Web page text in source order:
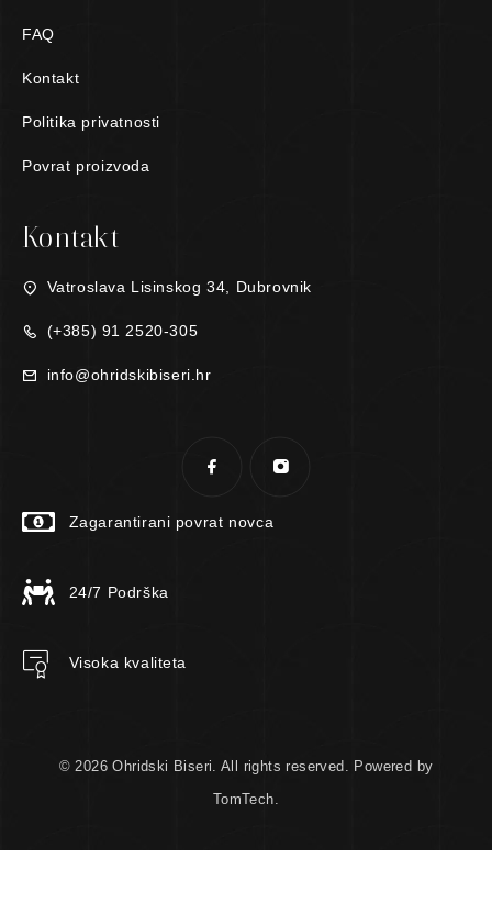
FAQ
Kontakt
Politika privatnosti
Povrat proizvoda
Kontakt
Vatroslava Lisinskog 34, Dubrovnik
(+385) 91 2520-305
info@ohridskibiseri.hr
Zagarantirani povrat novca
24/7 Podrška
Visoka kvaliteta
© 2026 Ohridski Biseri. All rights reserved. Powered by
TomTech.